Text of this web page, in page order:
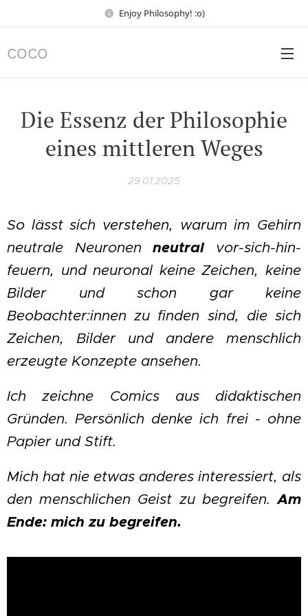
Enjoy Philosophy! :o)
COCO
Die Essenz der Philosophie
eines mittleren Weges
29.01.2025
So lässt sich verstehen, warum im Gehirn
neutrale Neuronenneutralvor-sich-hin-
feuern, und neuronal keine Zeichen, keine
Bilder und schon gar keine
Beobachter:innen zu finden sind, die sich
Zeichen, Bilder und andere menschlich
erzeugte Konzepte ansehen.
Ich zeichne Comics aus didaktischen
Gründen. Persönlich denke ich frei - ohne
Papier und Stift.
Mich hat nie etwas anderes interessiert, als
den menschlichen Geist zu begreifen.Am
Ende: mich zu begreifen.